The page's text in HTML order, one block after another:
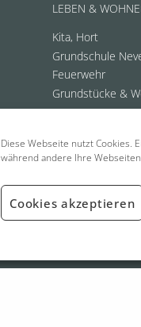
Diese Webseite nutzt Cookies.
während andere Ihre
Cookies akzeptieren
LEBEN &
Kita, Hort
Grundschule
Feuerwehr
Grundstücke &